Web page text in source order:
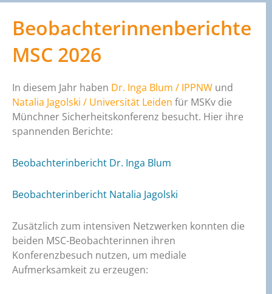
Beobachterinnenberichte
MSC 2026
In diesem Jahr haben Dr. Inga Blum / IPPNW und
Natalia Jagolski / Universität Leiden für MSKv die
Münchner Sicherheitskonferenz besucht. Hier ihre
spannenden Berichte:
Beobachterinbericht Dr. Inga Blum
Beobachterinbericht Natalia Jagolski
Zusätzlich zum intensiven Netzwerken konnten die
beiden MSC-Beobachterinnen ihren
Konferenzbesuch nutzen, um mediale
Aufmerksamkeit zu erzeugen: